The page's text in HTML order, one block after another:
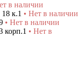
в наличии
к.1 • Нет в наличии
• Нет в наличии
корп.1 • Нет в